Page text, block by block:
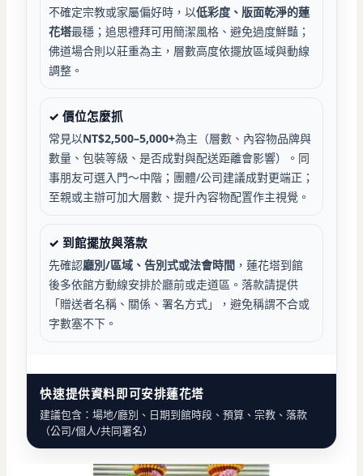
不確定宗教或家屬偏好時，以低彩度、版面乾淨的蓮
花塔最穩；追思禮拜可用簡潔風格、避免過度鮮豔；
佛道場合則以莊重為主，層數高度依擺放區域與動線
調整。
✓ 價位怎麼抓
常見以NT$2,500–5,000+為主（層數、內容物品牌與
數量、包裝等級、是否成對與配送距離會影響）。同
事朋友可選入門～中階；團體/公司建議成對更端正；
至親或主辦可加大層數、提升內容物配置作主視覺。
✓ 到館擺放與落款
先確認廳別/區域、告別式或法會時間 ，蓮花塔到館
後多依館方動線安排於廳前或走道區。落款請提供
「贈送者名稱、關係、署名方式」，避免稱謂不合或
字數塞不下。
快速提供資料即可安排蓮花塔
建議包含：場地/廳別、日期到館時段、預算、宗教、落款
（公司/個人/共同署名）